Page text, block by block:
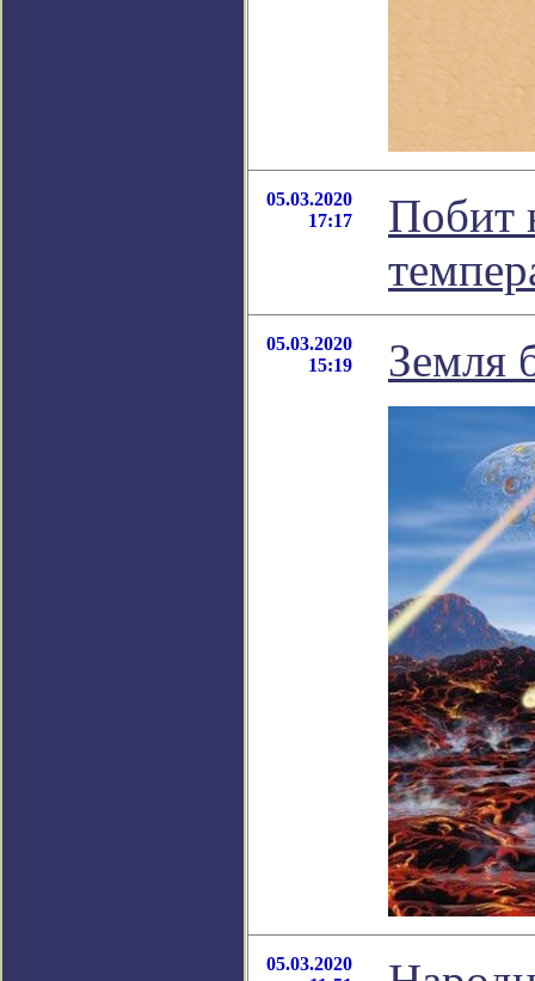
05.03.2020
17:17
Побит
05.03.2020
15:19
Земля
05.03.2020